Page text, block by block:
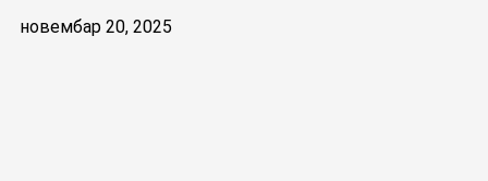
новембар 20, 2025